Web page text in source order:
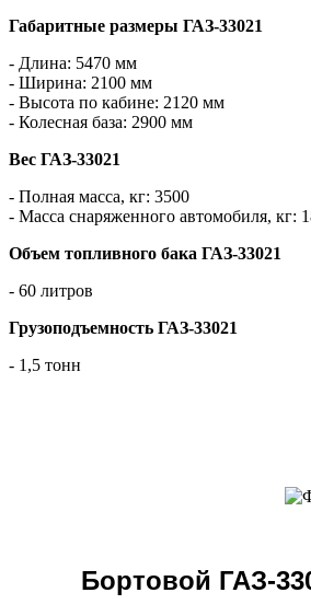
Габаритные размеры ГАЗ-33021
- Длина: 5470 мм
- Ширина: 2100 мм
- Высота по кабине: 2120 мм
- Колесная база: 2900 мм
Вес ГАЗ-33021
- Полная масса, кг: 3500
- Масса снаряженного автомобиля, кг:
Объем топливного бака ГАЗ-33021
- 60 литров
Грузоподъемность ГАЗ-33021
- 1,5 тонн
Бортовой ГАЗ-